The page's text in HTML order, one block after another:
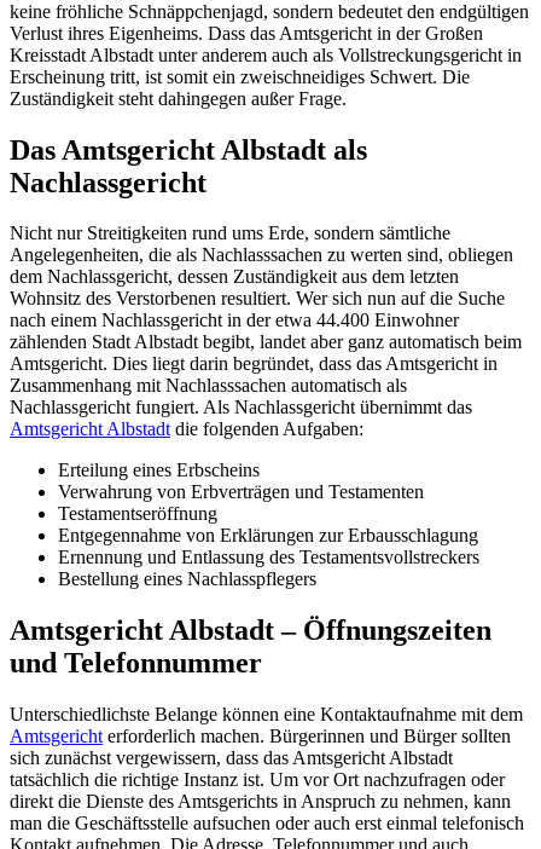
keine fröhliche Schnäppchenjagd, sondern bedeutet den endgültigen
Verlust ihres Eigenheims. Dass das Amtsgericht in der Großen
Kreisstadt Albstadt unter anderem auch als Vollstreckungsgericht in
Erscheinung tritt, ist somit ein zweischneidiges Schwert. Die
Zuständigkeit steht dahingegen außer Frage.
Das Amtsgericht Albstadt als
Nachlassgericht
Nicht nur Streitigkeiten rund ums Erde, sondern sämtliche
Angelegenheiten, die als Nachlasssachen zu werten sind, obliegen
dem Nachlassgericht, dessen Zuständigkeit aus dem letzten
Wohnsitz des Verstorbenen resultiert. Wer sich nun auf die Suche
nach einem Nachlassgericht in der etwa 44.400 Einwohner
zählenden Stadt Albstadt begibt, landet aber ganz automatisch beim
Amtsgericht. Dies liegt darin begründet, dass das Amtsgericht in
Zusammenhang mit Nachlasssachen automatisch als
Nachlassgericht fungiert. Als Nachlassgericht übernimmt das
Amtsgericht Albstadtdie folgenden Aufgaben:
Erteilung eines Erbscheins
Verwahrung von Erbverträgen und Testamenten
Testamentseröffnung
Entgegennahme von Erklärungen zur Erbausschlagung
Ernennung und Entlassung des Testamentsvollstreckers
Bestellung eines Nachlasspflegers
Amtsgericht Albstadt – Öffnungszeiten
und Telefonnummer
Unterschiedlichste Belange können eine Kontaktaufnahme mit dem
Amtsgericht erforderlich machen. Bürgerinnen und Bürger sollten
sich zunächst vergewissern, dass das Amtsgericht Albstadt
tatsächlich die richtige Instanz ist. Um vor Ort nachzufragen oder
direkt die Dienste des Amtsgerichts in Anspruch zu nehmen, kann
man die Geschäftsstelle aufsuchen oder auch erst einmal telefonisch